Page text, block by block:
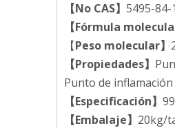
【No CAS】 5495-84-1
【Fórmula molecular
【Peso molecular】
【Propiedades】
Punto de inflamación
【Especificación】
【Embalaje】 20kg/